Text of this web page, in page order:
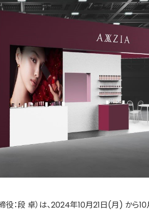
：段 卓）は、2024年10月21日(月) から